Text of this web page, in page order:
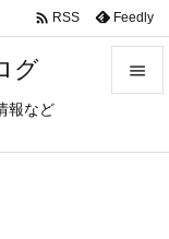
グ
報など

 RSS Feedly